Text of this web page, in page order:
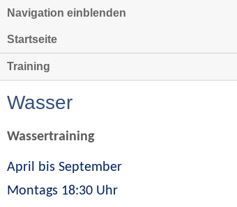
Navigation einblenden
Startseite
Training
Wasser
Wassertraining
April bis September
Montags 18:30 Uhr